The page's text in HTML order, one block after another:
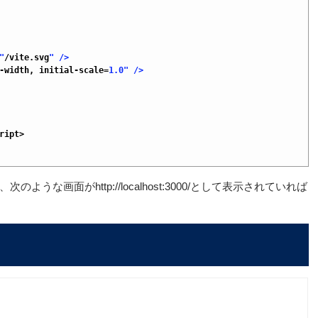
/vite. svg" />
-width, initial -scale=1.0" />
次のような画面がhttp://localhost:3000/として表示されていれば